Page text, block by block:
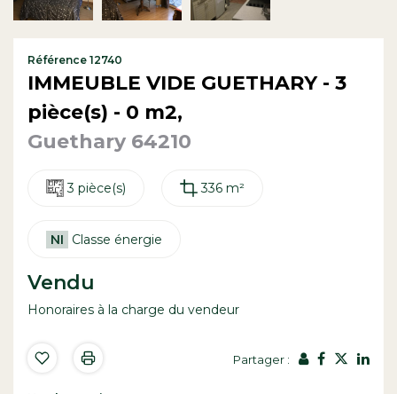
Référence 12740
IMMEUBLE VIDE GUETHARY - 3
pièce(s) - 0 m2,
Guethary 64210
3 pièce(s) 336 m²
NI Classe énergie
Vendu
Honoraires à la charge du vendeur
Partager :